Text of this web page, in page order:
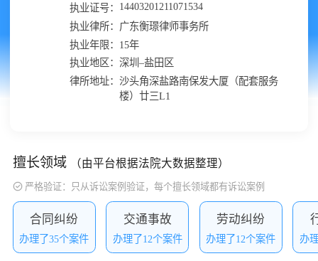
执业证号： 14403201211071534
执业律所： 广东衡璟律师事务所
执业年限： 15年
执业地区： 深圳–盐田区
律所地址： 沙头角深盐路南保发大厦（配套服务
楼）廿三L1
擅长领域 （由平台根据法院大数据整理）
严格验证：只从诉讼案例验证，每个擅长领域都有诉讼案例
合同纠纷
办理了35个案件
交通事故
办理了12个案件
劳动纠纷
办理了12个案件 办